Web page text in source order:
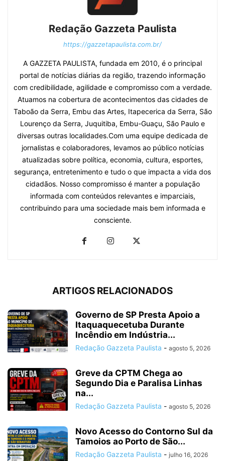
Redação Gazzeta Paulista
https://gazzetapaulista.com.br/
A GAZZETA PAULISTA, fundada em 2010, é o principal
portal de notícias diárias da região, trazendo informação
com credibilidade, agilidade e compromisso com a verdade.
Atuamos na cobertura de acontecimentos das cidades de
Taboão da Serra, Embu das Artes, Itapecerica da Serra, São
Lourenço da Serra, Juquitiba, Embu-Guaçu, São Paulo e
diversas outras localidades.Com uma equipe dedicada de
jornalistas e colaboradores, levamos ao público notícias
atualizadas sobre política, economia, cultura, esportes,
segurança, entretenimento e tudo o que impacta a vida dos
cidadãos. Nosso compromisso é manter a população
informada com conteúdos relevantes e imparciais,
contribuindo para uma sociedade mais bem informada e
consciente.
ARTIGOS RELACIONADOS
Governo de SP Presta Apoio a
Itaquaquecetuba Durante
Incêndio em Indústria...
Redação Gazzeta Paulista - agosto 5, 2026
Greve da CPTM Chega ao
Segundo Dia e Paralisa Linhas
na...
Redação Gazzeta Paulista - agosto 5, 2026
Novo Acesso do Contorno Sul da
Tamoios ao Porto de São...
Redação Gazzeta Paulista - julho 16, 2026